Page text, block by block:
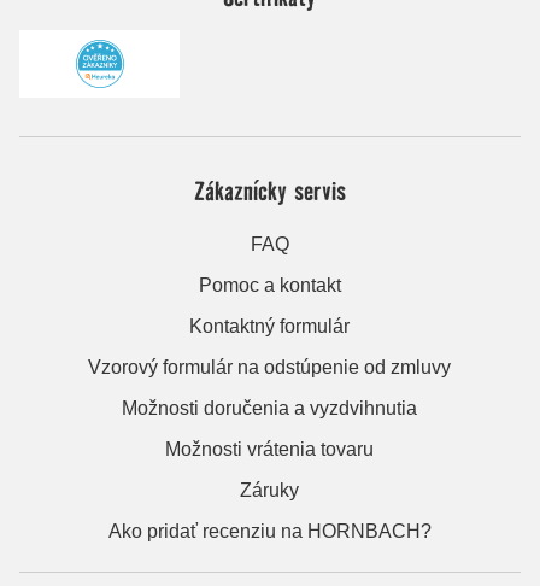
Zákaznícky servis
FAQ
Pomoc a kontakt
Kontaktný formulár
Vzorový formulár na odstúpenie od zmluvy
Možnosti doručenia a vyzdvihnutia
Možnosti vrátenia tovaru
Záruky
Ako pridať recenziu na HORNBACH?